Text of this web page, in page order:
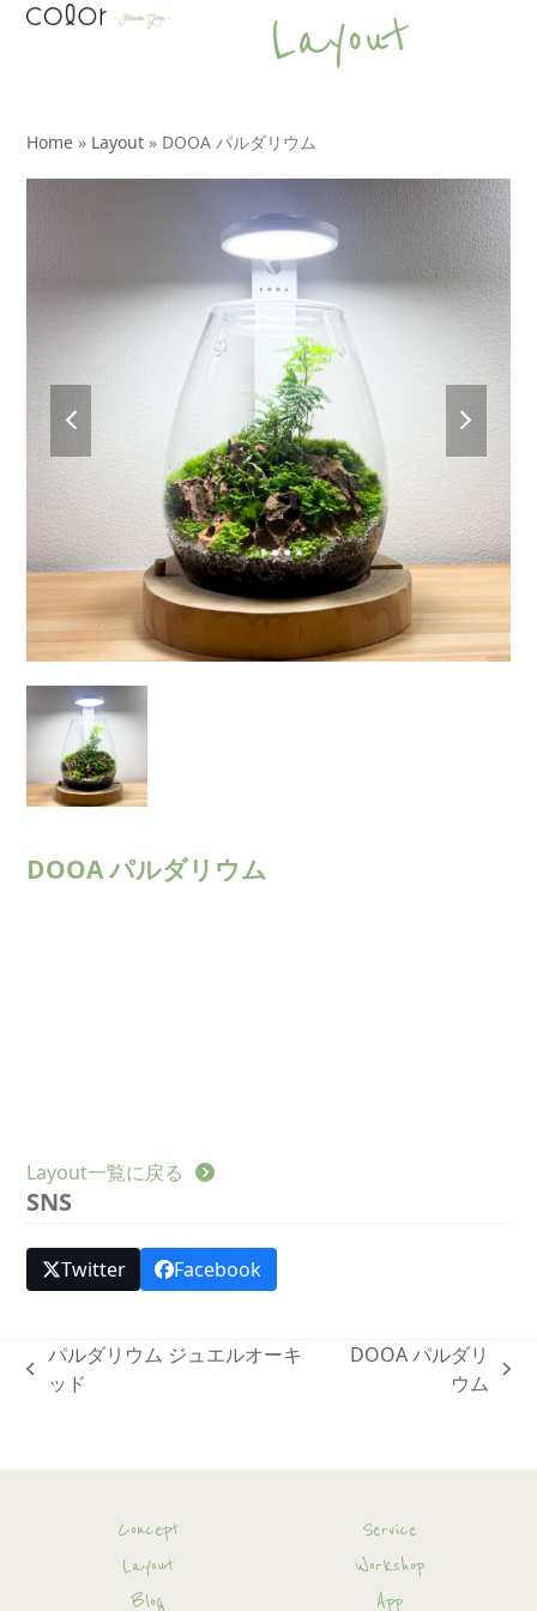
SkipOpen
Close
Layout
Home » Layout » DOOA パルダリウム
slide
slide
DOOA パルダリウム
Layout一覧に戻る
SNS
Twitter Facebook
previous
パルダリウム ジュエルオーキ
ッド
DOOA パルダリ
ウム
Concept
Service
Layout
Workshop
Blog
App